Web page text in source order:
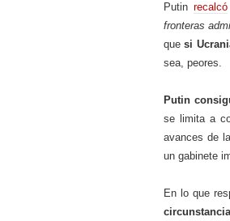
Putinrecalcó
fronteras
quesi
sea, peores.
Putin
se limita a
avances de
un gabinete
En lo que